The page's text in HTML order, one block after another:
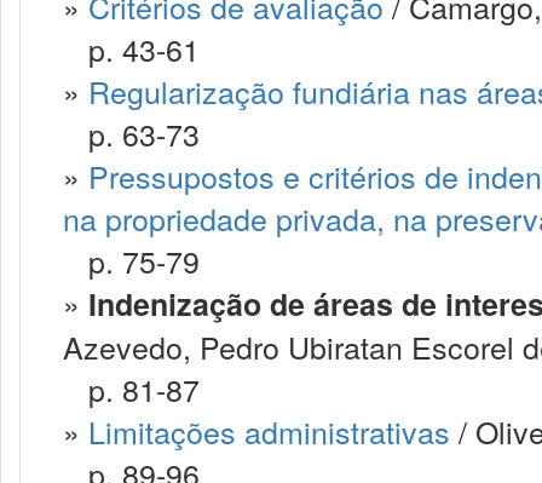
p. 43-61
» Regularização fundiária nas
p. 63-73
» Pressupostos e critérios de
na propriedade privada, na
p. 75-79
» Indenização de áreas de
Azevedo, Pedro Ubiratan Escorel
p. 81-87
» Limitações administrativas /
p. 89-96